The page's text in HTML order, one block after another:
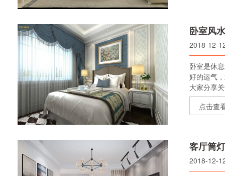
卧室风
2018-12-
卧室是休
好的运气
大家分享
点击查
客厅筒
2018-12-